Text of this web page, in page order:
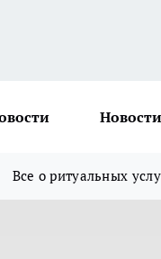
Все о ритуальных